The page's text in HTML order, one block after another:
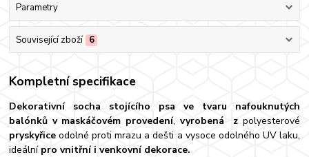
Parametry
Související zboží 6
Kompletní specifikace
Dekorativní socha stojícího psa ve tvaru nafouknutých
balónků v maskáčovém provedení, vyrobená z polyesterové
pryskyřice odolné proti mrazu a dešti a vysoce odolného UV laku,
ideální pro vnitřní i venkovní dekorace.